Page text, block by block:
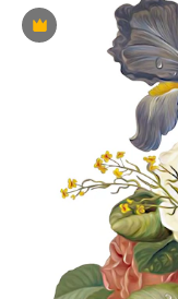
Премиум